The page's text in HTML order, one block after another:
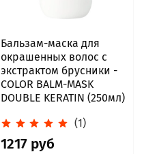
Бальзам-маска для
окрашенных волос с
экстрактом брусники -
COLOR BALM-MASK
DOUBLE KERATIN (250мл)
(1)
1217 руб